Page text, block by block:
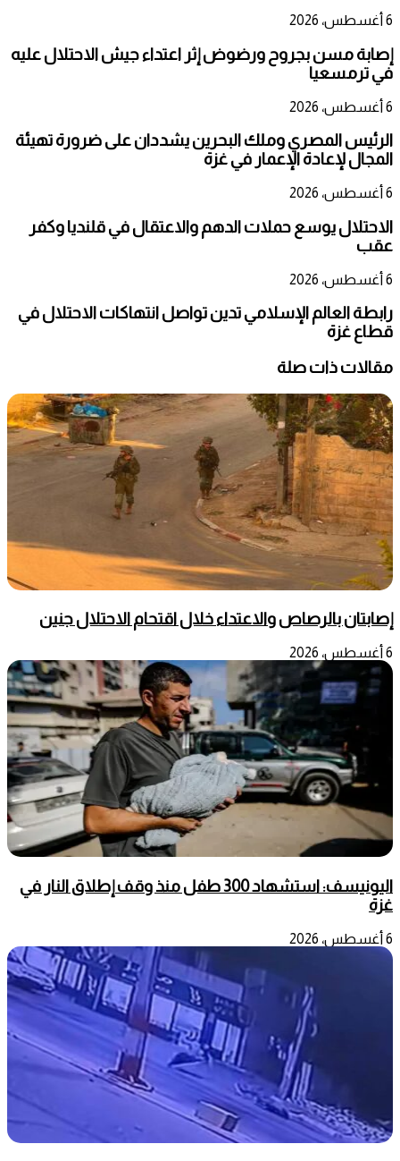
6 أغسطس، 2026
إصابة مسن بجروح ورضوض إثر اعتداء جيش الاحتلال عليه
في ترمسعيا
6 أغسطس، 2026
الرئيس المصري وملك البحرين يشددان على ضرورة تهيئة
المجال لإعادة الإعمار في غزة
6 أغسطس، 2026
الاحتلال يوسع حملات الدهم والاعتقال في قلنديا وكفر
عقب
6 أغسطس، 2026
رابطة العالم الإسلامي تدين تواصل انتهاكات الاحتلال في
قطاع غزة
مقالات ذات صلة
إصابتان بالرصاص والاعتداء خلال اقتحام الاحتلال جنين
6 أغسطس، 2026
اليونيسف: استشهاد 300 طفل منذ وقف إطلاق النار في
غزة
6 أغسطس، 2026